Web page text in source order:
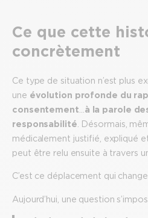
Ce que cette
concrètement
Ce type de situation n’est plus
une évolution profonde du
consentement
à la parole
responsabilité . Désormais,
médicalement justifié, expliqué
peut être relu ensuite à travers
C’est ce déplacement qui
Aujourd’hui, une question